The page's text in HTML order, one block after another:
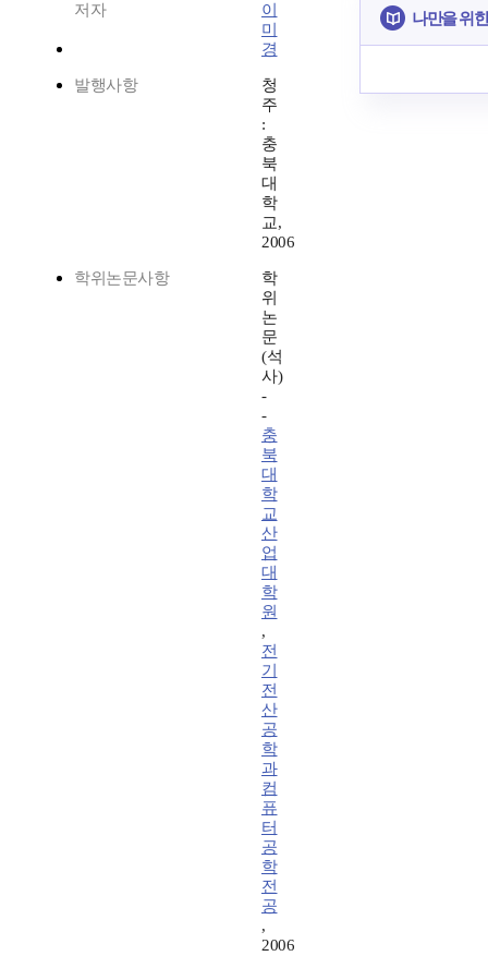
저자
이
미
경
발행사항
청
주
:
충
북
대
학
교,
2006
학위논문사항
학
위
논
문
(석
사)
-
-
충
북
대
학
교
산
업
대
학
원
,
전
기
전
산
공
학
과
컴
퓨
터
공
학
전
공
,
2006
나만을 위